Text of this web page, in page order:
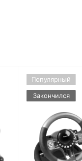
Популярный
Закончился